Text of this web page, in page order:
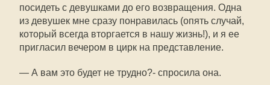
посидеть с девушками до его возвращения. Одна
из девушек мне сразу понравилась (опять случай,
который всегда вторгается в нашу жизнь!), и я ее
пригласил вечером в цирк на представление.
— А вам это будет не трудно?- спросила она.